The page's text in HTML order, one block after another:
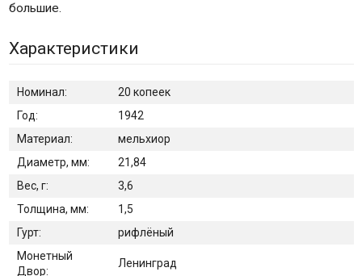
большие.
Характеристики
Номинал:
20 копеек
Год:
1942
Материал:
мельхиор
Диаметр, мм:
21,84
Вес, г:
3,6
Толщина, мм:
1,5
Гурт:
рифлёный
Монетный
Двор:
Ленинград